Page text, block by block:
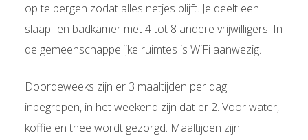
op te bergen zodat alles netjes blijft. Je deelt een
slaap- en badkamer met 4 tot 8 andere vrijwilligers. In
de gemeenschappelijke ruimtes is WiFi aanwezig.
Doordeweeks zijn er 3 maaltijden per dag
inbegrepen, in het weekend zijn dat er 2. Voor water,
koffie en thee wordt gezorgd. Maaltijden zijn